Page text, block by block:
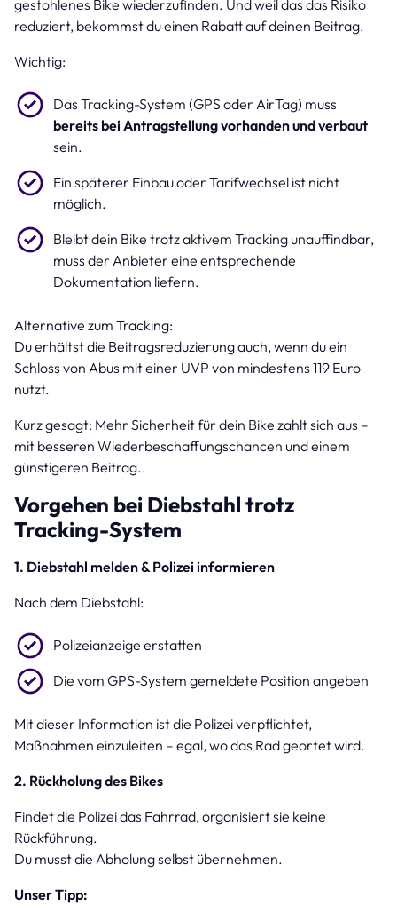
gestohlenes Bike wiederzufinden. Und weil das das Risiko
reduziert, bekommst du einen Rabatt auf deinen Beitrag.
Wichtig:
Das Tracking-System (GPS oder AirTag) muss
bereits bei Antragstellung vorhanden und verbaut
sein.
Ein späterer Einbau oder Tarifwechsel ist nicht
möglich.
Bleibt dein Bike trotz aktivem Tracking unauffindbar,
muss der Anbieter eine entsprechende
Dokumentation liefern.
Alternative zum Tracking:
Du erhältst die Beitragsreduzierung auch, wenn du ein
Schloss von Abus mit einer UVP von mindestens 119 Euro
nutzt.
Kurz gesagt: Mehr Sicherheit für dein Bike zahlt sich aus –
mit besseren Wiederbeschaffungschancen und einem
günstigeren Beitrag..
Vorgehen bei Diebstahl trotz
Tracking-System
1. Diebstahl melden & Polizei informieren
Nach dem Diebstahl:
Polizeianzeige erstatten
Die vom GPS-System gemeldete Position angeben
Mit dieser Information ist die Polizei verpflichtet,
Maßnahmen einzuleiten – egal, wo das Rad geortet wird.
2. Rückholung des Bikes
Findet die Polizei das Fahrrad, organisiert sie keine
Rückführung.
Du musst die Abholung selbst übernehmen.
Unser Tipp: